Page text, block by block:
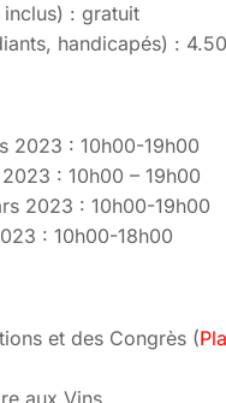
inclus) : gratuit
handicapés) :
2023 : 10h00-19h00
: 10h00 – 19h00
2023 : 10h00-19h00
: 10h00-18h00
et des Congrès (